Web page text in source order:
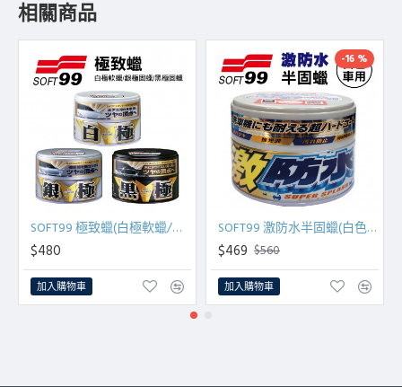
相關商品
SOFT99 極致蠟(白極軟蠟/銀極固蠟/黑極固蠟)200g
$480
加入購物車
-16 %
SOFT99 激防水半固蠟(白色車用)300g
$469 $560
加入購物車